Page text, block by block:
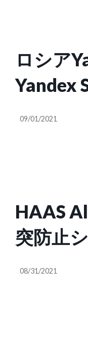
ロシア
Yandex
Uberの
09/01/2021
HAAS
突防止
ために
08/31/2021